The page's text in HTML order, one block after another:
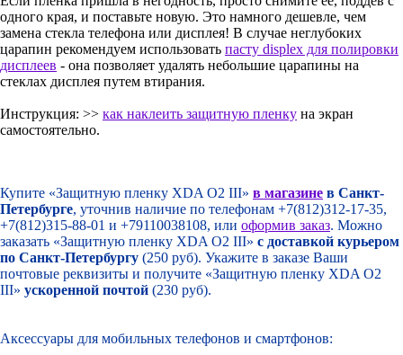
одного края, и поставьте новую. Это намного дешевле, чем
замена стекла телефона или дисплея! В случае неглубоких
царапин рекомендуем использовать пасту displex для полировки
дисплеев - она позволяет удалять небольшие царапины на
стеклах дисплея путем втирания.
Инструкция: >> как наклеить защитную пленку на экран
самостоятельно.
Купите «Защитную пленку XDA O2 III» в магазине в Санкт-
Петербурге, уточнив наличие по телефонам +7(812)312-17-35,
+7(812)315-88-01 и +79110038108, или оформив заказ. Можно
заказать «Защитную пленку XDA O2 III» с доставкой курьером
по Санкт-Петербургу (250 руб). Укажите в заказе Ваши
почтовые реквизиты и получите «Защитную пленку XDA O2
III» ускоренной почтой (230 руб).
Аксессуары для мобильных телефонов и смартфонов: